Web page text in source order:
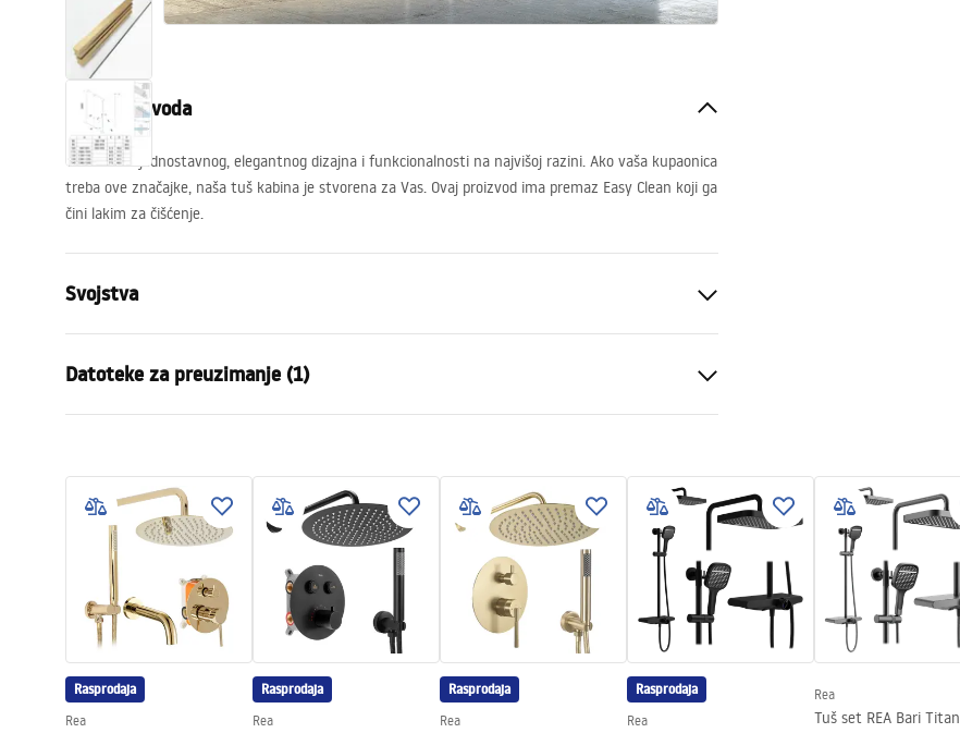
Kuhinja
Opis proizvoda
Tuš kabina jednostavnog, elegantnog dizajna i funkcionalnosti na najvišoj razini. Ako vaša kupaonica
treba ove značajke, naša tuš kabina je stvorena za Vas. Ovaj proizvod ima premaz Easy Clean koji ga
čini lakim za čišćenje.
Svojstva
Boja
Tip kabine
Ugao
Način otvaranja
Montaža
Na tuš kadi ili podu
Visina (mm)
Smjer kabine
Univerzalan
Jamstvo
24 mjeseca
Premaz Easy Clean
Da, na jednoj strani stakla.
Datoteke za preuzimanje (1)
Instrukcja Kabiny Montana.pdf
Rasprodaja
Rea
Rasprodaja
Rea
Rasprodaja
Rea
Rasprodaja
Rea
Rea
Tuš set REA Bari